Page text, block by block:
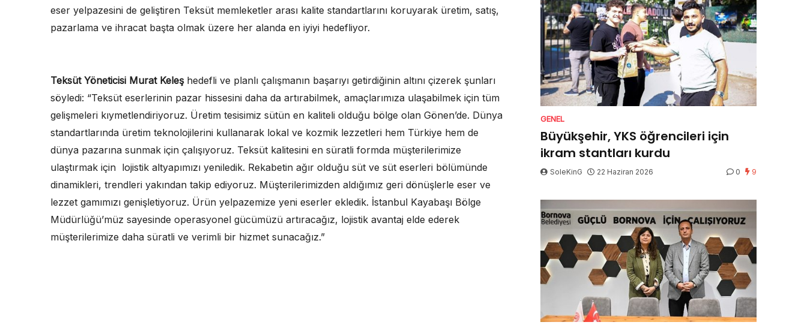
eser yelpazesini de geliştiren Teksüt memleketler arası kalite standartlarını koruyarak üretim, satış,
pazarlama ve ihracat başta olmak üzere her alanda en iyiyi hedefliyor.
Teksüt Yöneticisi Murat Keleşhedefli ve planlı çalışmanın başarıyı getirdiğinin altını çizerek şunları
söyledi: “Teksüt eserlerinin pazar hissesini daha da artırabilmek, amaçlarımıza ulaşabilmek için tüm
gelişmeleri kıymetlendiriyoruz. Üretim tesisimiz sütün en kaliteli olduğu bölge olan Gönen’de. Dünya
standartlarında üretim teknolojilerini kullanarak lokal ve kozmik lezzetleri hem Türkiye hem de
dünya pazarına sunmak için çalışıyoruz. Teksüt kalitesini en süratli formda müşterilerimize
ulaştırmak için lojistik altyapımızı yeniledik. Rekabetin ağır olduğu süt ve süt eserleri bölümünde
dinamikleri, trendleri yakından takip ediyoruz. Müşterilerimizden aldığımız geri dönüşlerle eser ve
lezzet gamımızı genişletiyoruz. Ürün yelpazemize yeni eserler ekledik. İstanbul Kayabaşı Bölge
Müdürlüğü’müz sayesinde operasyonel gücümüzü artıracağız, lojistik avantaj elde ederek
müşterilerimize daha süratli ve verimli bir hizmet sunacağız.”
GENEL
Büyükşehir, YKS öğrencileri için
ikram stantları kurdu
SoleKinG 22 Haziran 2026 0 9